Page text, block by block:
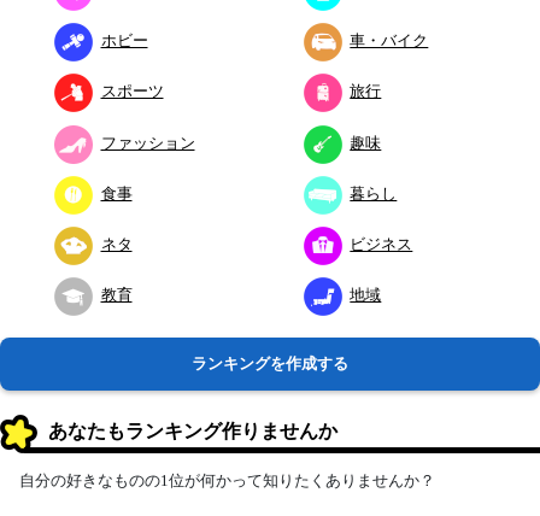
ホビー 車・バイク
スポーツ 旅行
ファッション 趣味
食事 暮らし
ネタ ビジネス
教育 地域
ランキングを作成する
あなたもランキング作りませんか
自分の好きなものの1位が何かって知りたくありませんか？